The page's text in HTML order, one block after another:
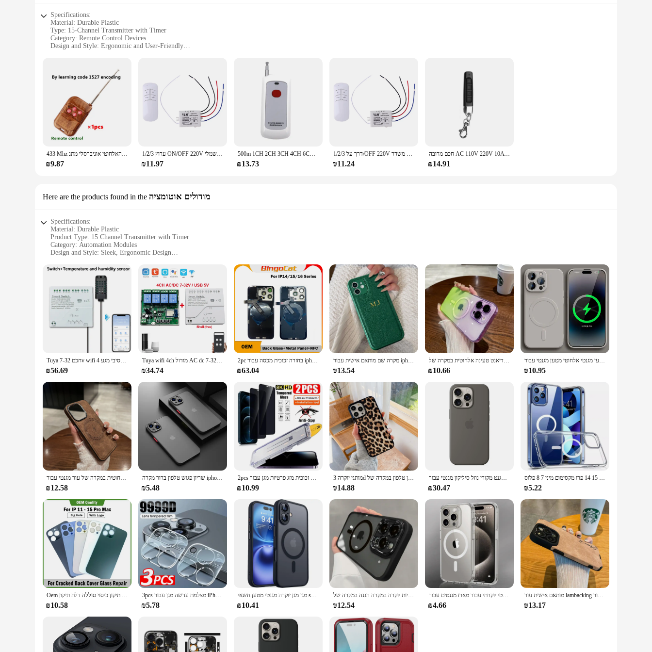
Specifications:
Material: Durable Plastic
Type: 15-Channel Transmitter with Timer
Category: Remote Control Devices
Design and Style: Ergonomic and User-Friendly
Parts and Accessories: Includes 15-Channel Transmitter and Timer
**Advanced Control and Convenience**
Discover the ultimate in home automation with our 15-channel transmitter with timer, designed to bring convenience and efficiency to your daily routine. This advanced device allows you to control
multiple devices with a single remote, making it ideal for managing lighting, appliances, and entertainment systems. The ergonomic design ensures ease of use, while the high-frequency transmission
guarantees reliable performance even from a distance.
**Versatile and User-Friendly**
Whether you're a homeowner looking to simplify your life or a vendor seeking to offer a versatile solution to your customers, this 15-channel transmitter with timer is a versatile addition to any home
automation setup. Its user-friendly interface and intuitive controls make it accessible for all, while the robust plastic construction ensures durability and longevity. The timer function adds an extra
As a wholesale or retail supplier, this 15-channel transmitter with timer is an excellent choice for expanding your product range. The sets are available for sale, making it easy for you to offer a
433 Mhz האלחוטי אוניברסלי מתג DC12V 4CH ממסר מקלט מודול עם 4 ערוץ RF מרחוק 433 Mhz משדר
₪9.87
1/2/3 ערוץ ON/OFF 220V אלחוטי שלט רחוק מתג מקלט משדר כוח מתג עבור מנורת אור ציוד חשמלי
₪11.97
500m 1CH 2CH 3CH 4CH 6CH 8CH 1 2 3 4 6 8 CH ערוץ RF אלחוטי שלט רחוק משדר 433 MHz
₪13.73
1/2/3 דרך על/OFF 220V אלחוטי שלט רחוק מתג עבור מנורת אור 1/2/3 ערוץ שלט רחוק מתג מקלט משדר
₪11.24
חכם מרובה AC 110V 220V 10A 433MHz 4CH 4 ערוץ אלחוטי ממסר RF שלט רחוק מתג מקלט + משדר
₪14.91
Here are the products found in the מודולים אוטומציה
Specifications:
Material: Durable Plastic
Product Type: 15 Channel Transmitter with Timer
Category: Automation Modules
Design and Style: Sleek, Ergonomic Design
Performance and Property: High-Frequency, Reliable Signal Transmission
Parts and Accessories: Includes 15 Channels and Timer Functionality
Features:
**Efficient Automation Solutions**
The 15 channel transmitter with timer is a versatile and essential tool for modern automation needs. Its robust plastic construction ensures durability and longevity, making it suitable for both home and
industrial settings. The sleek design not only looks professional but also enhances the user experience with its ergonomic features. The transmitter's high-frequency signal transmission capabilities
guarantee reliable performance, allowing for seamless control over various devices and systems.
**Versatile and User-Friendly**
This automation module is designed to cater to a wide range of applications. Whether you're looking to manage lighting, temperature, or security systems, the 15 channel transmitter with timer is the
perfect solution. The inclusion of a timer function adds an extra layer of convenience, allowing for scheduled and automated operations. Its user-friendly interface makes it accessible to both
professionals and hobbyists, simplifying the process of setting up and managing complex automation systems.
The 15 channel transmitter with timer is not just a tool; it's a reliable partner in your automation journey. Its robust signal transmission capabilities ensure that your devices respond promptly and
accurately to commands. The modular design allows for easy integration with existing systems, making it a versatile addition to any setup. With its wholesale availability and support from vendors and
suppliers, this product is a valuable asset for anyone looking to streamline their automation processes.
Tuya חכם 7-32v wifi 4 ערוץ ממסר עם טמפרטורה לחות חיישן מגע יבש פסיבי מגע rf433 alexa alice תואם
₪56.69
Tuya wifi 4ch מודול AC dc 7-32v 85-250v 12v 24v 220 4 ערוץ מקלט 10a ממסר חיים חכם שליטה אלחוטית
₪34.74
2pc בחזרה זכוכית מכסה עבור iphone 15 pro דלת אחורית במקרה דלת עם כבל מתכת כבל Flex אלחוטיים צלחת מתכת כבל Flex
₪63.04
מקרה שם מותאם אישית עבור iphone 16 15 14 13 11 ראשי ראשי תיבות של max מעור 13 14 15 16 פרו מקס
₪13.54
עיצוב יוקרה גרדיאנט טעינה אלחוטית במקרה של iPhone 11 12 13 14 15 16 מקסימום pro בתוספת כיסוי מגנטי רך שקוף
₪10.66
סיליקון נוזלי מקורי עבור מטען מגנטי אלחוטי מטען מגנטי עבור iPhone 16 15 14 פלוס 13 12 11 pro x xr xs מקס
₪10.95
יוקרתי טעינה אלחוטית במקרה של עור מגנטי עבור iphone 16 15 14 13 12 11 פרו מקס 14 פלוס
₪12.58
שריון פגוש טלפון ברור מקרה iphone 13 14 15 בתוספת 13 מיני fundfone15 pro מקסימום Bumper סיליקון רך קשה כיסוי capa
₪5.48
2pcs מסך זכוכית מזג פרטיות מגן עבור iphone 15 14 13 12 11 16 פרו מקס פלוס אנטי-מרגל אבק מגן התקנה חינם
₪10.99
מותגי יוקרה 3d פרח סקסי נמר נחש תנין טלפון במקרה של iPhone 12 11 13 14 15 16pro xs מקסימום x xr 78 פלוס כיסוי
₪14.88
מארז מגנט מקורי נוזל סיליקון מגנטי עבור iPhone 16 15 פרו מקסימום בתוספת במקרה אלחוטי טעינה אלחוטית
₪30.47
כיסוי מגנטי אלחוטי יוקרתי עבור מארז מגלשי תפוחים 11 12 12 13 15 14 פרו מקסימום מיני 7 8 פלוס xr xsmax נקה מקרים אקריליים
₪5.22
Oem ל 15 13 12 11 14 פרו מקסימום גדול חור בחזרה זכוכית החלפת סדוק גב זכוכית עם תיקון כיסוי סוללה דלת תיקון
₪10.58
3pcs מצלמת עדשה מגן עבור iPhone 15 14 13 12 11 פרו מקסימום זכוכית מגן עבור iPhone 14 בתוספת 15 pro מקסימום זכוכית
₪5.78
מגן מגן יוקרה מגנטי מטען חשאי shockent עבור iphone 16 15 14 13 פרו מקס פלוס עבור תשלום אלחוטי כיסוי מט שקוף מחשב
₪10.41
מותגי מתכת מגנטיות יוקרה במקרה הגנה במקרה של iPhone 16 15 14 13 12 11 פרו מקס בתוספת כיסוי שקוף אקרילי
₪12.54
מטען אלחוטי מגנטי יוקרתי עבור מארז מגנטים עבור iPhone 16 15 14 13 12 11 pro xr xs מקסימום 7 8 פלוס כיסוי אחורי כיסוי שקוף
₪4.66
מותאם אישית עור lambacking מקרה עבור iphone 16 15 14 13 12 11 pro שם מותאם אישית max 15 pro max
₪13.17